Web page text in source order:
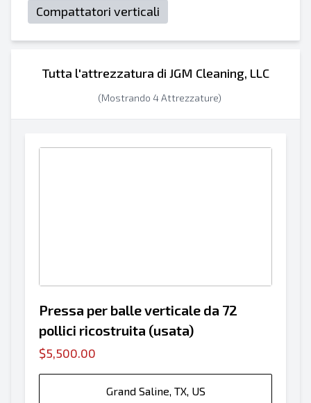
Compattatori verticali
Tutta l'attrezzatura di JGM Cleaning, LLC
(Mostrando 4 Attrezzature)
Pressa per balle verticale da 72
pollici ricostruita (usata)
$5,500.00
Grand Saline, TX, US